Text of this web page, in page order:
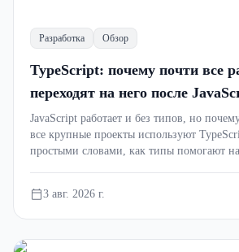
Разработка Обзор
TypeScript: почему почти все
переходят на него после
JavaScript работает и без типов, но
все крупные проекты используют
простыми словами, как типы помогают
3 авг. 2026 г.